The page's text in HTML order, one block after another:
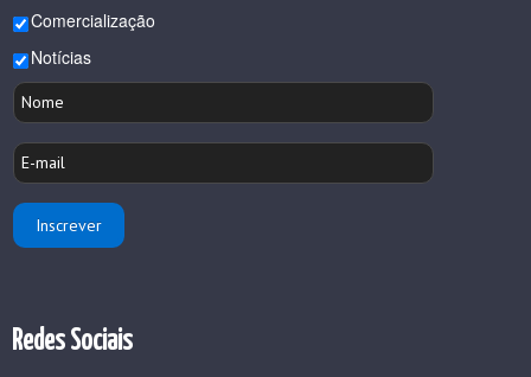
Comercialização
Notícias
Redes Sociais